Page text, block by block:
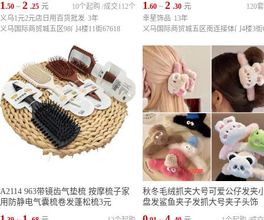
1.50 ~ 2 .25 元 成交112个
10个起购 /
义乌1元2元店日用百货批发 3年
义乌国际商贸城五区98门4楼11街67618
1.60 ~ 2 .30 元
120
幸星饰品 13年
A2114 963带镜齿气垫梳 按摩梳子家
用防静电气囊梳卷发蓬松梳3元
秋冬毛绒抓夹大号可爱公仔发夹
盘发鲨鱼夹子发抓大号夹子头饰